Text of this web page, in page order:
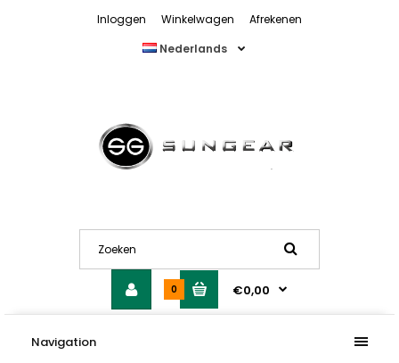
Inloggen Winkelwagen
Afrekenen
Nederlands
0 €0,00
Navigation